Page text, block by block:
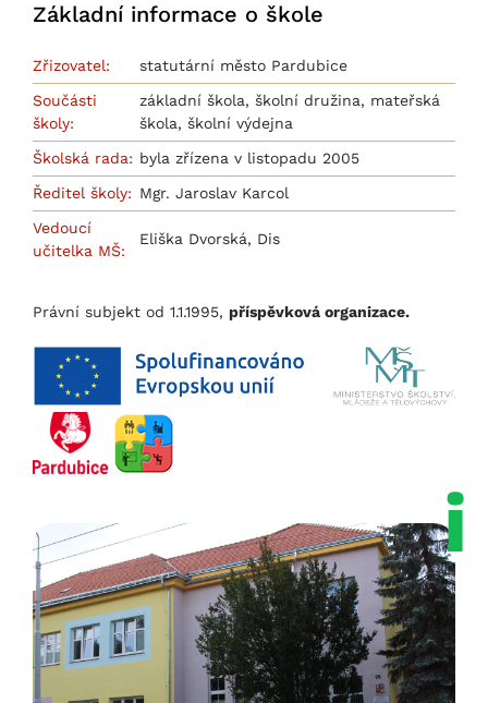
Základní informace o škole
Zřizovatel:
statutární město Pardubice
Součásti
školy:
základní škola, školní družina, mateřská
škola, školní výdejna
Školská rada: byla zřízena v listopadu 2005
Ředitel školy: Mgr. Jaroslav Karcol
Vedoucí
učitelka MŠ:
Eliška Dvorská, Dis
Právní subjekt od 1.1.1995, příspěvková organizace.